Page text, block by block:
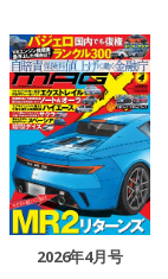
2026年4月号